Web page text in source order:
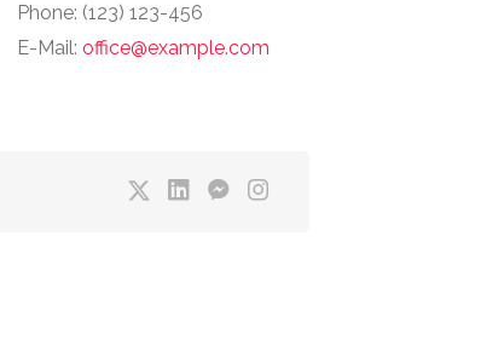
Phone: (123) 123-456
E-Mail: office@example.com